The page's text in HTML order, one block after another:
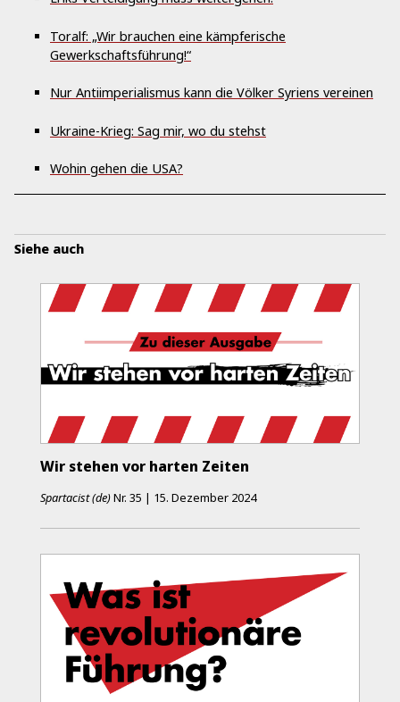
Toralf: „Wir brauchen eine kämpferische
Gewerkschaftsführung!“
Nur Antiimperialismus kann die Völker Syriens vereinen
Ukraine-Krieg: Sag mir, wo du stehst
Wohin gehen die USA?
Siehe auch
Wir stehen vor harten Zeiten
Spartacist (de)Nr. 35 | 15. Dezember 2024